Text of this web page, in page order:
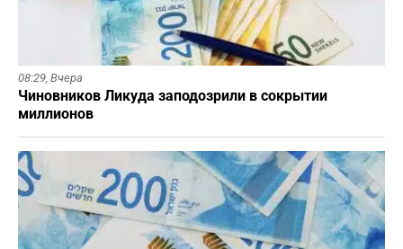
08:29, Вчера
Чиновников Ликуда заподозрили в сокрытии
миллионов